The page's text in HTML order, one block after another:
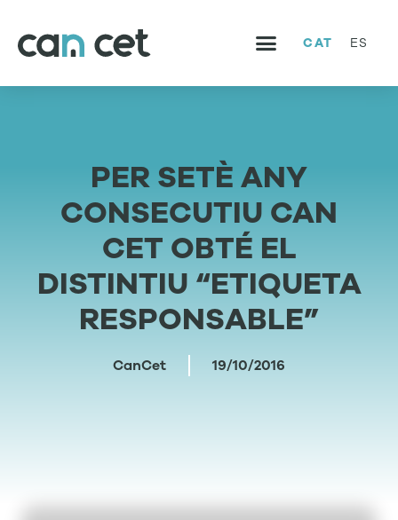
CAT ES
PER SETÈ ANY
CONSECUTIU CAN
CET OBTÉ EL
DISTINTIU “ETIQUETA
RESPONSABLE”
CanCet 19/10/2016